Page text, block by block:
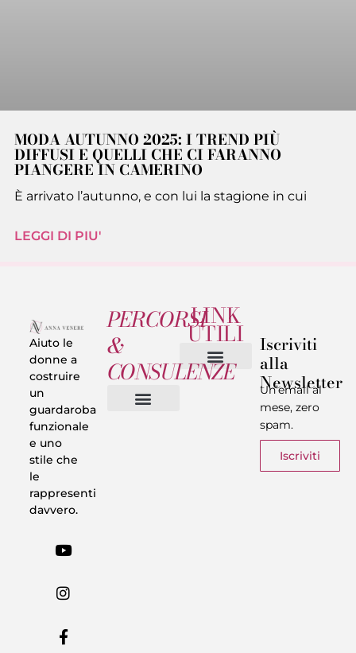
MODA AUTUNNO 2025: I TREND PIÙ
DIFFUSI E QUELLI CHE CI FARANNO
PIANGERE IN CAMERINO
È arrivato l’autunno, e con lui la stagione in cui
LEGGI DI PIU'
Aiuto le
donne a
costruire
un
guardaroba
funzionale
e uno
stile che
le
rappresenti
davvero.
PERCORSI
&
CONSULENZE
LINK
UTILI Iscriviti
alla
Newsletter
Un’email al
mese, zero
spam.
Iscriviti